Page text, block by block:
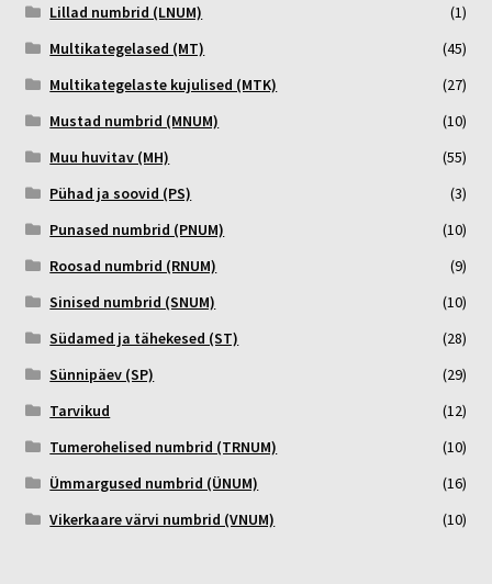
Lillad numbrid (LNUM)
(1)
Multikategelased (MT)
(45)
Multikategelaste kujulised (MTK)
(27)
Mustad numbrid (MNUM)
(10)
Muu huvitav (MH)
(55)
Pühad ja soovid (PS)
(3)
Punased numbrid (PNUM)
(10)
Roosad numbrid (RNUM)
(9)
Sinised numbrid (SNUM)
(10)
Südamed ja tähekesed (ST)
(28)
Sünnipäev (SP)
(29)
Tarvikud
(12)
Tumerohelised numbrid (TRNUM)
(10)
Ümmargused numbrid (ÜNUM)
(16)
Vikerkaare värvi numbrid (VNUM)
(10)